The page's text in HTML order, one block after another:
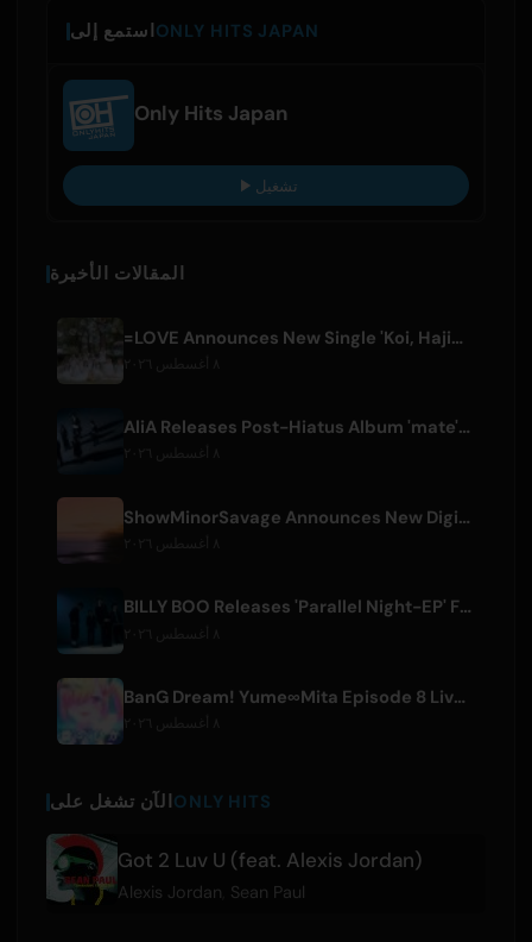
استمع إلىONLY HITS JAPAN
Only Hits Japan
تشغيل
المقالات الأخيرة
=LOVE Announces New Single 'Koi, Hajimemashita.' and Tokyo Dome Concerts
AliA Releases Post-Hiatus Album 'mate', Announces Tokyo Live
ShowMinorSavage Announces New Digital Single 'Gradation'
BILLY BOO Releases 'Parallel Night-EP' Featuring TV Drama Theme Song
BanG Dream! Yume∞Mita Episode 8 Live Clip Released
الآن تشغل علىONLY HITS
Got 2 Luv U (feat. Alexis Jordan)
Alexis Jordan Sean Paul